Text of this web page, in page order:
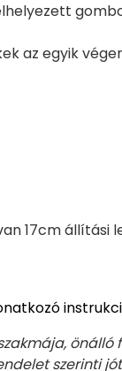
az egyik
17cm állítási
szerinti